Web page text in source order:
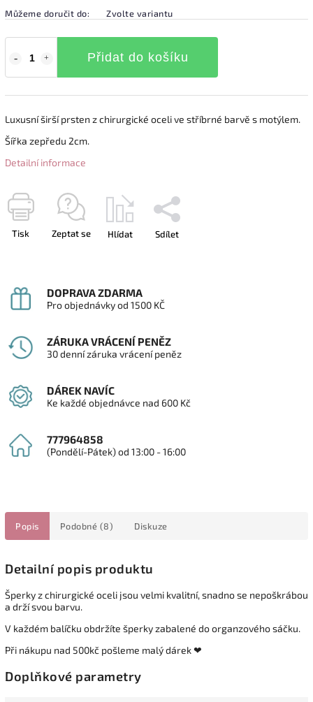
Můžeme doručit do: Zvolte variantu
Přidat do košíku
Luxusní širší prsten z chirurgické oceli ve stříbrné barvě s motýlem.
Šířka zepředu 2cm.
Detailní informace
Tisk Zeptat se Hlídat Sdílet
DOPRAVA ZDARMA
Pro objednávky od 1500 KČ
ZÁRUKA VRÁCENÍ PENĚZ
30 denní záruka vrácení peněz
DÁREK NAVÍC
Ke každé objednávce nad 600 Kč
777964858
(Pondělí-Pátek) od 13:00 - 16:00
Popis Podobné (8) Diskuze
Detailní popis produktu
Šperky z chirurgické oceli jsou velmi kvalitní, snadno se nepoškrábou
a drží svou barvu.
V každém balíčku obdržíte šperky zabalené do organzového sáčku.
Při nákupu nad 500kč pošleme malý dárek ❤
Doplňkové parametry